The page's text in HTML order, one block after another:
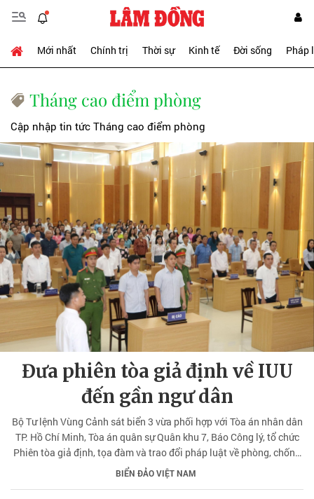
Mới nhất Chính trị Thời sự Kinh tế Đời sống Pháp
Tháng cao điểm phòng
Cập nhập tin tức Tháng cao điểm phòng
Đưa phiên tòa giả định về IUU
đến gần ngư dân
Bộ Tư lệnh Vùng Cảnh sát biển 3 vừa phối hợp với Tòa án nhân dân
TP. Hồ Chí Minh, Tòa án quân sự Quân khu 7, Báo Công lý, tổ chức
Phiên tòa giả định, tọa đàm và trao đổi pháp luật về phòng, chống
khai thác IUU tại phường Vũng Tàu và xã Long Hải (TP. Hồ Chí
Minh).
BIỂN ĐẢO VIỆT NAM